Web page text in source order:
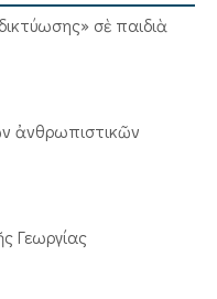
σὲ παιδιὰ
ἀνθρωπιστικῶν
Γεωργίας